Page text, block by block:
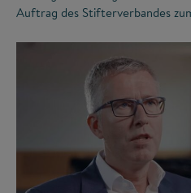
Auftrag des Stifterverbandes